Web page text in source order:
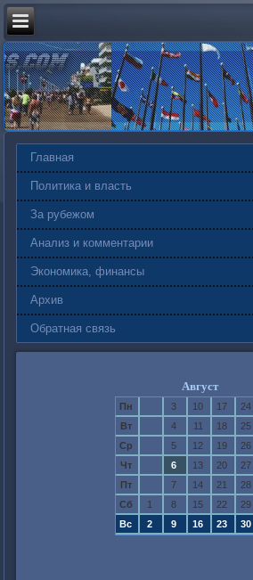
Главная
Политика и власть
За рубежом
Анализ и комментарии
Экономика, финансы
Архив
Обратная связь
Август
Пн 3 10 17 24
Вт
4 11 18
25
Ср
5 12 19
26
Чт
6 13 20
27
Пт
7 14 21
28
Сб
1 8 15 22
29
Вс
2 9 16 23 30